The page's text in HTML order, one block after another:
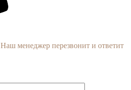
Наш менеджер перезвонит и ответит